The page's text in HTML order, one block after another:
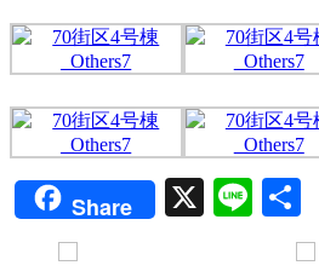
Share X Line
有